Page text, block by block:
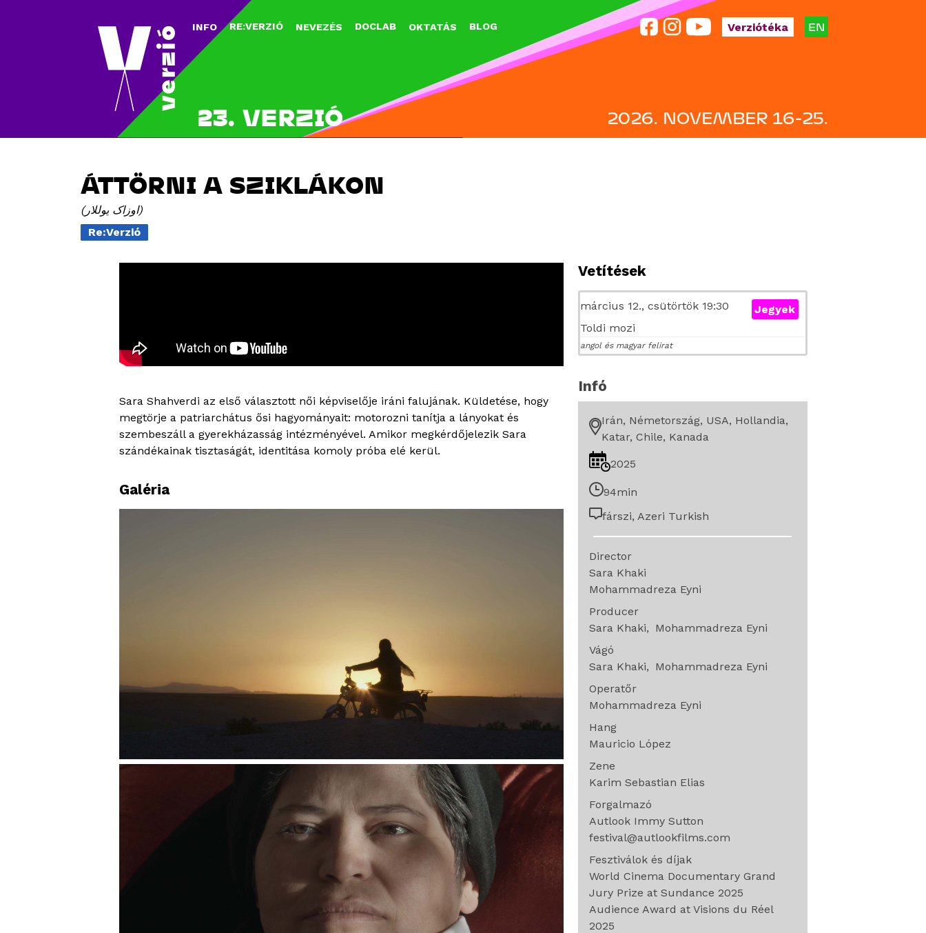
INFO RE:VERZIÓ NEVEZÉS DOCLAB OKTATÁS BLOG EN
23. VERZIÓ 2026. NOVEMBER 16-25.
Verziótéka
ÁTTÖRNI A SZIKLÁKON
اوزاک یوللار
Re:Verzió
Sara Shahverdi az első választott női képviselője iráni falujának. Küldetése, hogy
megtörje a patriarchátus ősi hagyományait: motorozni tanítja a lányokat és
szembeszáll a gyerekházasság intézményével. Amikor megkérdőjelezik Sara
szándékainak tisztaságát, identitása komoly próba elé kerül.
Galéria
Vetítések
március 12., csütörtök 19:30
Toldi mozi
angol és magyar felirat
Jegyek
Infó
Irán, Németország, USA, Hollandia,
Katar, Chile, Kanada
2025
94min
fárszi, Azeri Turkish
Director
Sara Khaki
Mohammadreza Eyni
Producer
Sara Khaki
Mohammadreza Eyni
Vágó
Sara Khaki
Mohammadreza Eyni
Operatőr
Mohammadreza Eyni
Hang
Mauricio López
Zene
Karim Sebastian Elias
Forgalmazó
Autlook Immy Sutton
festival@autlookfilms.com
Fesztiválok és díjak
World Cinema Documentary Grand
Jury Prize at Sundance 2025
Audience Award at Visions du Réel
2025